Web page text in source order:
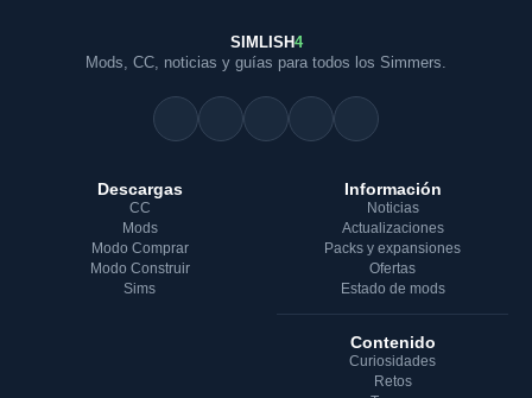
SIMLISH4
Mods, CC, noticias y guías para todos los Simmers.
Descargas
CC
Mods
Modo Comprar
Modo Construir
Sims
Información
Noticias
Actualizaciones
Packs y expansiones
Ofertas
Estado de mods
Contenido
Curiosidades
Retos